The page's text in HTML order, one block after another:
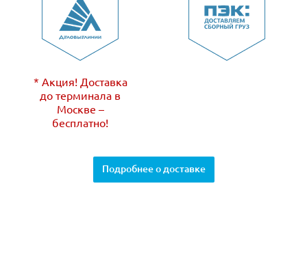
* Акция! Доставка
до терминала в
Москве –
бесплатно!
Подробнее о доставке